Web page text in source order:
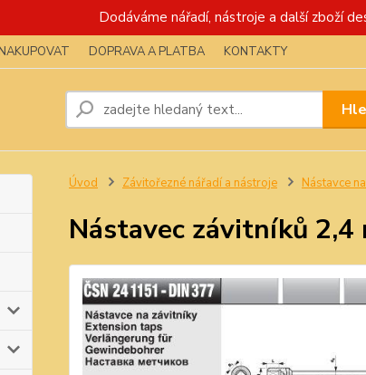
Dodáváme nářadí, nástroje a další zboží
DOPRAVA A PLATBA KONTAKTY
Úvod Závitořezné nářadí a nástroje Nástavce
Nástavec závitníků 2,4